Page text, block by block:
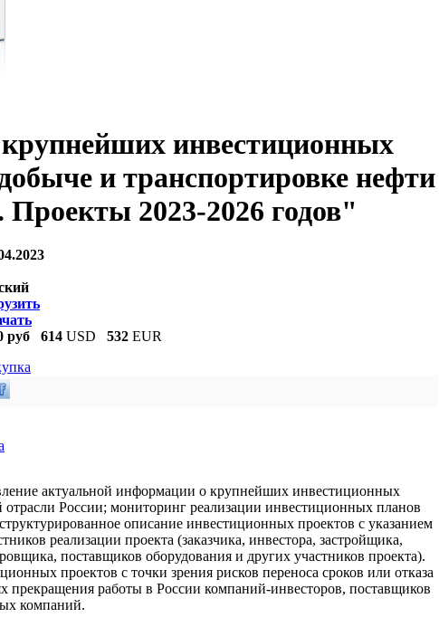
инвестиционных
и транспортировке нефти
Проекты 2023-2026 годов"
руб 614 USD 532 EUR
актуальной информации о крупнейших инвестиционных
отрасли России; мониторинг реализации инвестиционных планов
описание инвестиционных проектов с указанием
реализации проекта (заказчика, инвестора, застройщика,
поставщиков оборудования и других участников проекта).
проектов с точки зрения рисков переноса сроков или отказа
прекращения работы в России компаний-инвесторов, поставщиков
компаний.